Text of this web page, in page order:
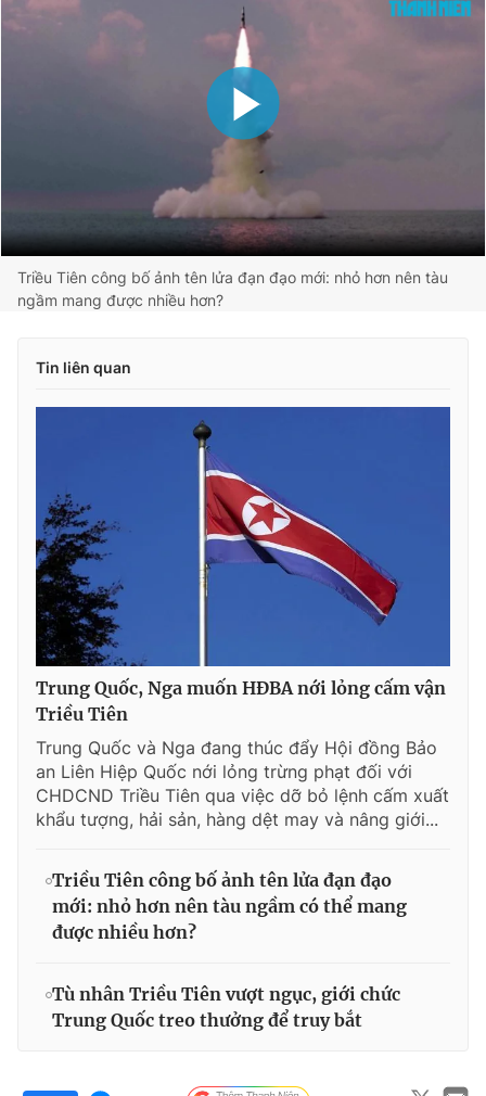
Triều Tiên công bố ảnh tên lửa đạn đạo mới: nhỏ hơn nên tàu
ngầm mang được nhiều hơn?
Tin liên quan
Trung Quốc, Nga muốn HĐBA nới lỏng cấm vận
Triều Tiên
Trung Quốc và Nga đang thúc đẩy Hội đồng Bảo
an Liên Hiệp Quốc nới lỏng trừng phạt đối với
CHDCND Triều Tiên qua việc dỡ bỏ lệnh cấm xuất
khẩu tượng, hải sản, hàng dệt may và nâng giới...
Triều Tiên công bố ảnh tên lửa đạn đạo
mới: nhỏ hơn nên tàu ngầm có thể mang
được nhiều hơn?
Tù nhân Triều Tiên vượt ngục, giới chức
Trung Quốc treo thưởng để truy bắt